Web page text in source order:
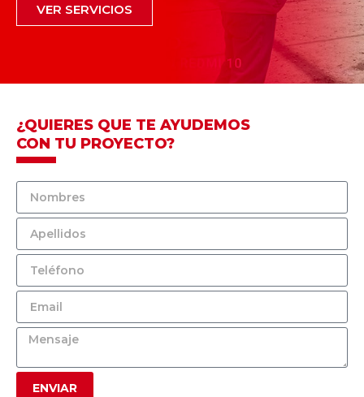
VER SERVICIOS
¿QUIERES QUE TE AYUDEMOS
CON TU PROYECTO?
ENVIAR